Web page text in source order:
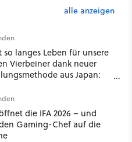
alle anzeigen
so langes Leben für unsere
Vierbeiner dank neuer
aus Japan:
zeigt, dass es nicht so
die IFA 2026 – und
Gaming-Chef auf die